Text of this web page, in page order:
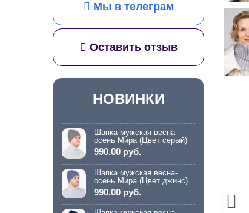
Мы в телеграм
Оставить отзыв
НОВИНКИ
Шапка мужская весна-
осень Мира (Цвет серый)
990.00 руб.
Шапка мужская весна-
осень Мира (Цвет джинс)
990.00 руб.